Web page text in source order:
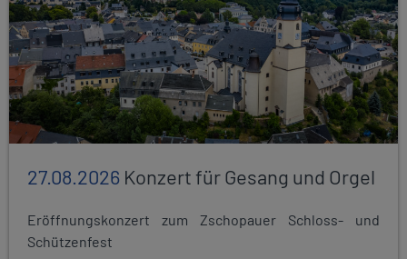
27.08.2026 Konzert für Gesang und Orgel
Eröffnungskonzert zum Zschopauer Schloss- und
Schützenfest